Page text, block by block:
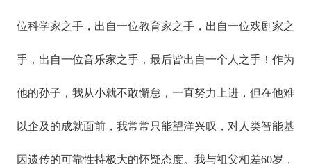
位科学家之手，出自一位教育家之手，出自一位戏剧家之
手，出自一位音乐家之手，最后皆出自一个人之手！作为
他的孙子，我从小就不敢懈怠，一直努力上进，但在他难
以企及的成就面前，我常常只能望洋兴叹，对人类智能基
因遗传的可靠性持极大的怀疑态度。我与祖父相差60岁，